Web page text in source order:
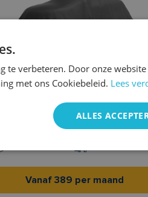
Handgeschakeld
Vanaf 389 per maand
te verbeteren. Door onze
met ons Cookiebeleid. Lees
ALLES